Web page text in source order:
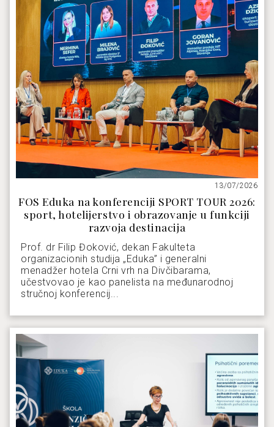
13/07/2026
FOS Eduka na konferenciji SPORT TOUR 2026:
sport, hotelijerstvo i obrazovanje u funkciji
razvoja destinacija
Prof. dr Filip Đoković, dekan Fakulteta
organizacionih studija „Eduka” i generalni
menadžer hotela Crni vrh na Divčibarama,
učestvovao je kao panelista na međunarodnoj
stručnoj konferencij...